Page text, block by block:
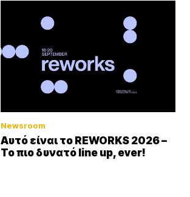
Newsroom
Αυτό είναι το REWORKS 2026 –
Το πιο δυνατό line up, ever!